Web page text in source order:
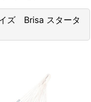
ズ Brisa スタータ